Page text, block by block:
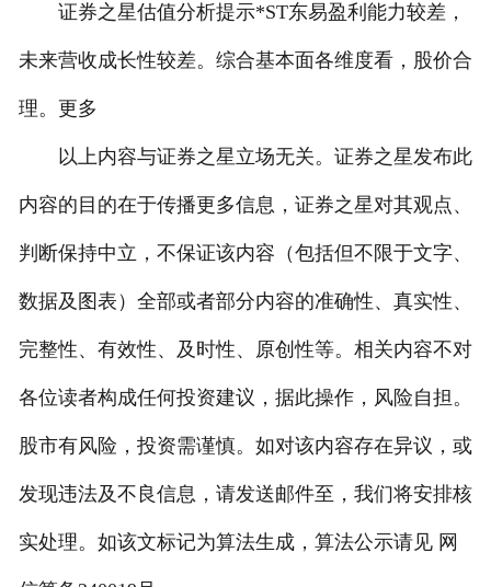
证券之星估值分析提示*ST东易盈利能力较差，
未来营收成长性较差。综合基本面各维度看，股价合
理。更多
以上内容与证券之星立场无关。证券之星发布此
内容的目的在于传播更多信息，证券之星对其观点、
判断保持中立，不保证该内容（包括但不限于文字、
数据及图表）全部或者部分内容的准确性、真实性、
完整性、有效性、及时性、原创性等。相关内容不对
各位读者构成任何投资建议，据此操作，风险自担。
股市有风险，投资需谨慎。如对该内容存在异议，或
发现违法及不良信息，请发送邮件至，我们将安排核
实处理。如该文标记为算法生成，算法公示请见 网